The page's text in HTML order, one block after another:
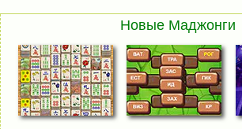
Новые Маджонги